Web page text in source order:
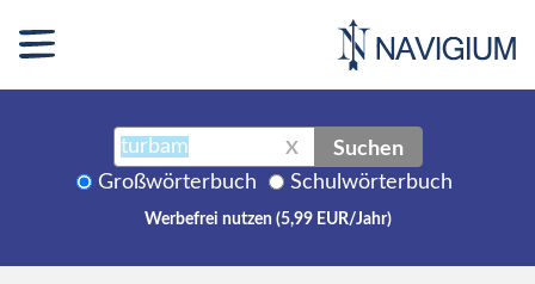
X Suchen
Großwörterbuch Schulwörterbuch
Werbefrei nutzen (5,99 EUR/Jahr)